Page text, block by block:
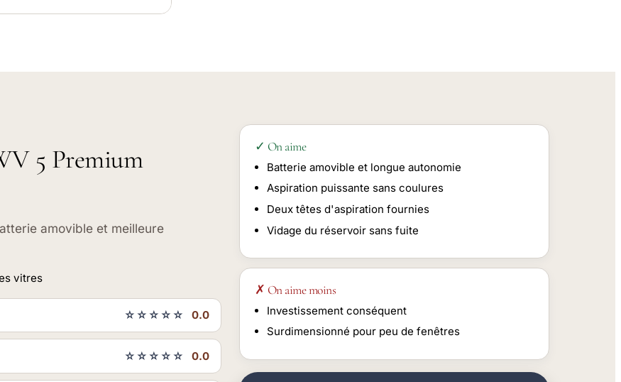
5 Premium
amovible et meilleure
vitres
☆☆☆☆☆ 0.0
☆☆☆☆☆ 0.0
✓ On aime
Batterie amovible et longue autonomie
Aspiration puissante sans coulures
Deux têtes d'aspiration fournies
Vidage du réservoir sans fuite
✗ On aime moins
Investissement conséquent
Surdimensionné pour peu de fenêtres